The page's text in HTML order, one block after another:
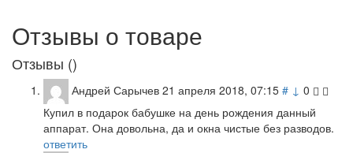
Отзывы о товаре
Отзывы ()
Андрей Сарычев 21 апреля 2018, 07:15 # ↓ 0
Купил в подарок бабушке на день рождения данный
аппарат. Она довольна, да и окна чистые без разводов.
ответить